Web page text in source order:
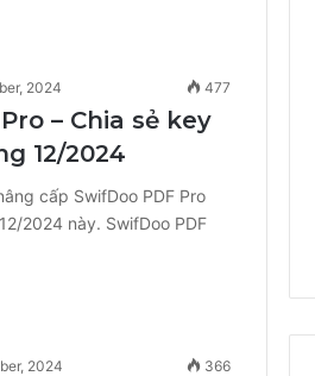
2024 477
– Chia sẻ key
12/2024
cấp SwifDoo PDF Pro
2024 này. SwifDoo PDF
2024 366